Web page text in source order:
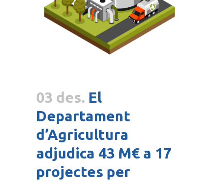
03 des. El
Departament
d’Agricultura
adjudica 43 M€ a 17
projectes per